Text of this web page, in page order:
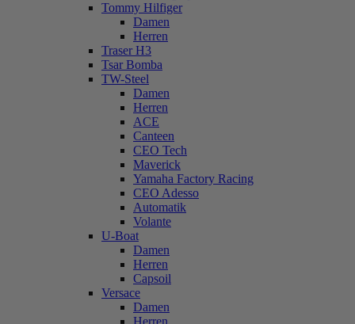
Tommy Hilfiger
Damen
Herren
Traser H3
Tsar Bomba
TW-Steel
Damen
Herren
ACE
Canteen
CEO Tech
Maverick
Yamaha Factory Racing
CEO Adesso
Automatik
Volante
U-Boat
Damen
Herren
Capsoil
Versace
Damen
Herren